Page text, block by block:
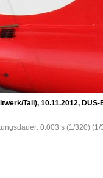
Tail), 10.11.2012,
0.003 s (1/320)